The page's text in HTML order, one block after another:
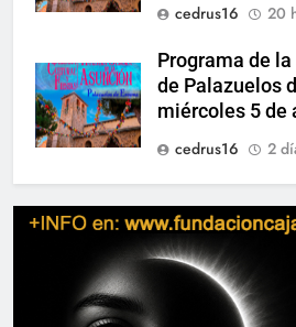
cedrus16
20
Programa de
de Palazuelos
miércoles 5 de
cedrus16
2